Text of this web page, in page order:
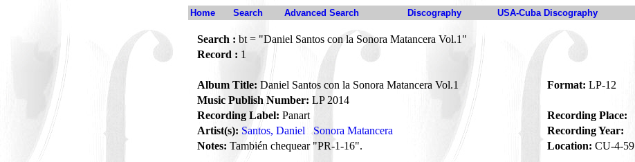
Home Search Advanced Search Discography USA-Cuba Discography
Search : bt = "Daniel Santos con la Sonora Matancera Vol.1"
Record : 1
Album Title: Daniel Santos con la Sonora Matancera Vol.1 Format: LP-12
Music Publish Number: LP 2014
Recording Label: Panart
Recording Place:
Artist(s): Santos, Daniel Sonora Matancera
Recording Year:
Notes: También chequear "PR-1-16". Location: CU-4-59